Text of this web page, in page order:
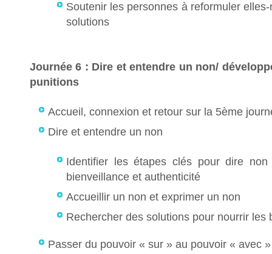
Soutenir les personnes à reformuler
solutions
Journée 6 : Dire et entendre un non/
punitions
Accueil, connexion et retour sur la 5ème
Dire et entendre un non
Identifier les étapes clés pour dire
bienveillance et authenticité
Accueillir un non et exprimer un non
Rechercher des solutions pour nourrir les
Passer du pouvoir « sur » au pouvoir « avec »